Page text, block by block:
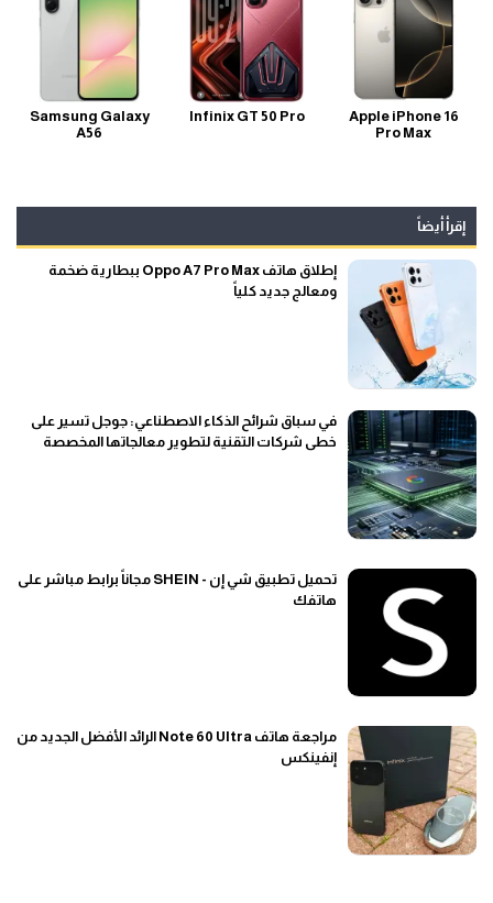
Apple iPhone 16
Pro Max
Infinix GT 50 Pro
Samsung Galaxy
A56
إقرأ أيضاً
إطلاق هاتف Oppo A7 Pro Max ببطارية ضخمة
ومعالج جديد كلياً
في سباق شرائح الذكاء الاصطناعي: جوجل تسير على
خطى شركات التقنية لتطوير معالجاتها المخصصة
تحميل تطبيق شي إن - SHEIN مجاناً برابط مباشر على
هاتفك
مراجعة هاتف Note 60 Ultra الرائد الأفضل الجديد من
إنفينكس